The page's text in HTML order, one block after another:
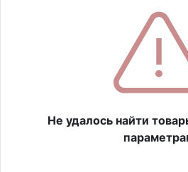
Не удалось найти